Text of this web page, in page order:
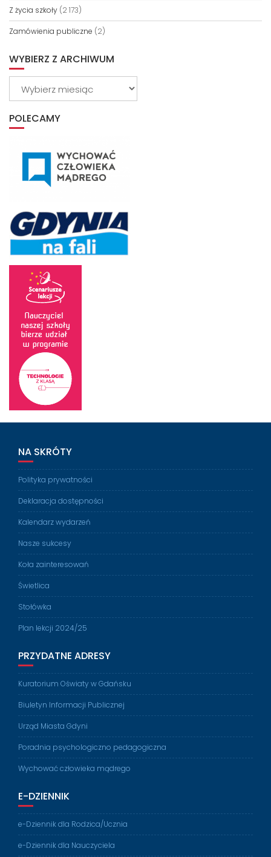
Z życia szkoły (2 173)
Zamówienia publiczne (2)
WYBIERZ Z ARCHIWUM
POLECAMY
NA SKRÓTY
Polityka prywatności
Deklaracja dostępności
Kalendarz wydarzeń
Nasze sukcesy
Koła zainteresowań
Świetlica
Stołówka
Plan lekcji 2024/25
PRZYDATNE ADRESY
Kuratorium Oświaty w Gdańsku
Biuletyn Informacji Publicznej
Urząd Miasta Gdyni
Poradnia psychologiczno pedagogiczna
Wychować człowieka mądrego
E-DZIENNIK
e-Dziennik dla Rodzica/Ucznia
e-Dziennik dla Nauczyciela